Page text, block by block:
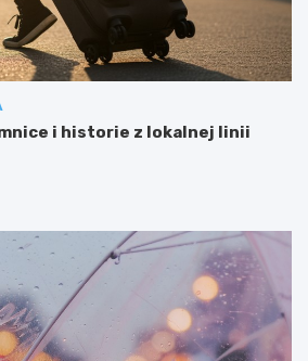
i historie z lokalnej linii